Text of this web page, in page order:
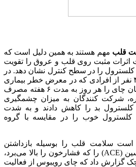
قلب مهم هستند به همین دلیل است که
مثبت روی قلب و عروق را تقویت
را در سطح کنترل نشان دهد. در
یک تحقیق سال ۲۰۱۱، ۴۰ نفر از افرادی که در معرض خطر بیماری
قلبی عروقی بودند ۶ فنجان چای را هر روز به مدت ۶ هفته مصرف
شرکت کنندگان به میزان چشمگیری
کلسترول بد را کاهش دادند و به شدت
یا کلسترول خوب را در مقایسه با گروه
سلامت قلب را بوسیله بازداشتن
آنزیم تبدیل کننده آنژیوتنسین (ACE) را که فشارخون را بالا می‌برد،
گزارش داد که چای رویبوس از فعالیت